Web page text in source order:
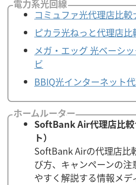
電力系光回線
コミュファ光代理店比較
ピカラ光ねっと代理店比
メガ・エッグ 光ベーシ
ビ
BBIQ光インターネット
ホームルーター
SoftBank Air代理店比較
ト）
SoftBank Airの代理店比
び方、キャンペーンの注
やすく解説する情報メデ